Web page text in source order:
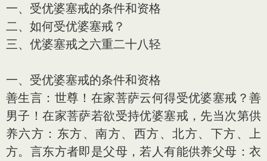
一、受优婆塞戒的条件和资格
二、如何受优婆塞戒？
三、优婆塞戒之六重二十八轻
一、受优婆塞戒的条件和资格
善生言：世尊！在家菩萨云何得受优婆塞戒？善
男子！在家菩萨若欲受持优婆塞戒，先当次第供
养六方：东方、南方、西方、北方、下方、上
方。言东方者即是父母，若人有能供养父母：衣